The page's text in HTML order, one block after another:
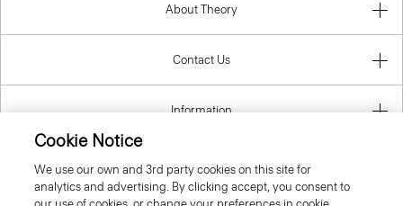
About Theory
Contact Us
Information
Slovak Republic
Cookie Notice
We use our own and 3rd party cookies on this site for
analytics and advertising. By clicking accept, you consent to